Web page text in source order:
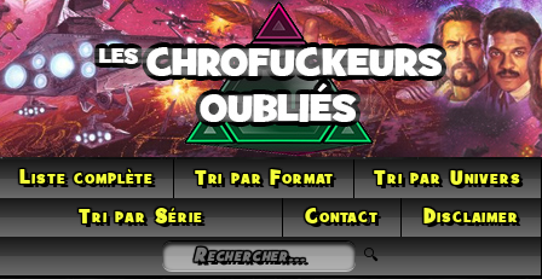
Liste complète Tri par Format
Tri par Univers
Tri par Série
Contact Disclaimer